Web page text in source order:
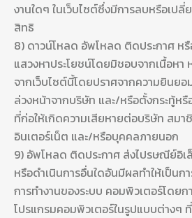
งานใดๆ ในเว็บไซต์ซึ่งมีการลบหรือเป
สิทธิ
8) ดาวน์โหลด อัพโหลด ติดประกาศ หรื
แสวงหาประโยชน์โดยมิชอบจากเนื้อหา
จากเว็บไซต์นี้โดยปราศจากความยินย
ล่วงหน้าจากบริษัท และ/หรือตั้งกระทู้ห
ที่ก่อให้เกิดความเสียหายต่อบริษัท สมา
อินเตอร์เน็ต และ/หรือบุคคลภายนอก
9) อัพโหลด ติดประกาศ ส่งไปรษณีย์อิ
หรือดำเนินการอื่นใดอันมีผลทำให้เป็น
การทำงานของระบบ คอมพิวเตอร์โดย
โปรแกรมคอมพิวเตอร์ในรูปแบบต่างๆ